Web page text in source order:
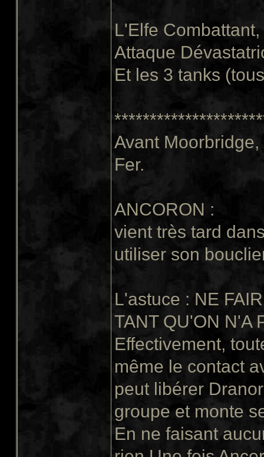
L'Elfe
Attaque
Et les 3 tanks
Avant
Fer.
ANCORON :
vient très tard
utiliser son
L'astuce : NE
TANT QU'ON N'A
Effectivement,
même le contact
peut libérer
groupe et monte
En ne faisant